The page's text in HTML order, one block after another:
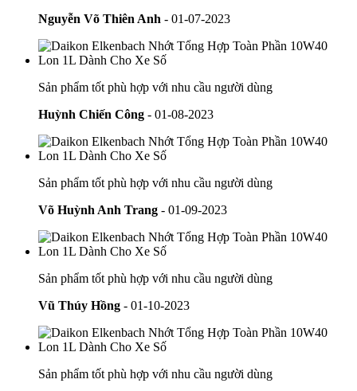
Nguyễn Võ Thiên Anh - 01-07-2023
Sản phẩm tốt phù hợp với nhu cầu người dùng
Huỳnh Chiến Công - 01-08-2023
Sản phẩm tốt phù hợp với nhu cầu người dùng
Võ Huỳnh Anh Trang - 01-09-2023
Sản phẩm tốt phù hợp với nhu cầu người dùng
Vũ Thúy Hồng - 01-10-2023
Sản phẩm tốt phù hợp với nhu cầu người dùng